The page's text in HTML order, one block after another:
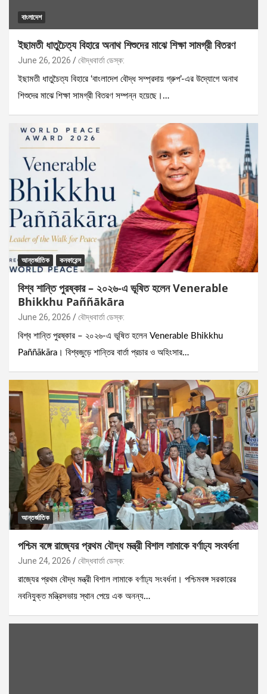
বাংলাদেশ
ইছামতী ধাতুচৈত্য বিহারে অনাথ শিশুদের মাঝে শিক্ষা সামগ্রী বিতরণ
June 26, 2026 বৌদ্ধবার্তা ডেস্ক:
ইছামতী ধাতুচৈত্য বিহারে ‘বাংলাদেশ বৌদ্ধ সম্প্রদায় গ্রুপ’-এর উদ্যোগে অনাথ
শিশুদের মাঝে শিক্ষা সামগ্রী বিতরণ সম্পন্ন হয়েছে।…
আন্তর্জাতিক কনফারেন্স
বিশ্ব শান্তি পুরষ্কার – ২০২৬-এ ভূষিত হলেন Venerable
Bhikkhu Paññākāra
June 26, 2026 বৌদ্ধবার্তা ডেস্ক:
বিশ্ব শান্তি পুরষ্কার – ২০২৬-এ ভূষিত হলেন Venerable Bhikkhu
Paññākāra। বিশ্বজুড়ে শান্তির বার্তা প্রচার ও অহিংসার…
আন্তর্জাতিক
পশ্চিম বঙ্গে রাজ্যের প্রথম বৌদ্ধ মন্ত্রী বিশাল লামাকে বর্ণাঢ্য সংবর্ধনা
June 24, 2026 বৌদ্ধবার্তা ডেস্ক:
রাজ্যের প্রথম বৌদ্ধ মন্ত্রী বিশাল লামাকে বর্ণাঢ্য সংবর্ধনা। পশ্চিমবঙ্গ সরকারের
নবনিযুক্ত মন্ত্রিসভায় স্থান পেয়ে এক অনন্য…